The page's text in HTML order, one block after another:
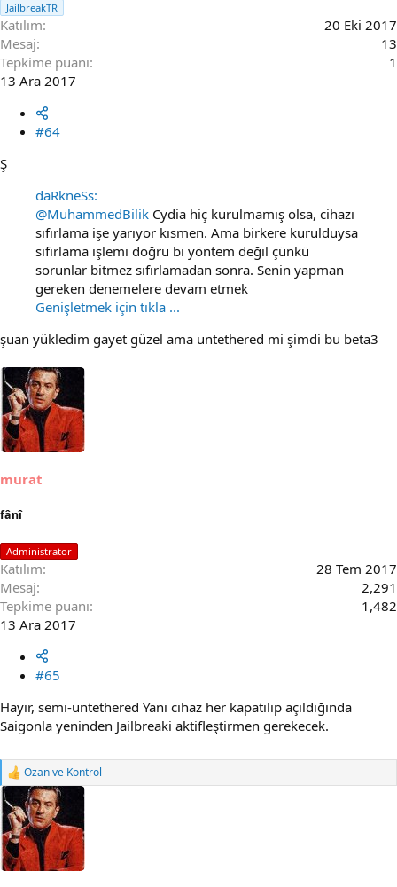
JailbreakTR
Katılım
20 Eki 2017
Mesaj
13
Tepkime puanı
1
13 Ara 2017
#64
Ş
daRkneSs:
@MuhammedBilik Cydia hiç kurulmamış olsa, cihazı
sıfırlama işe yarıyor kısmen. Ama birkere kurulduysa
sıfırlama işlemi doğru bi yöntem değil çünkü
sorunlar bitmez sıfırlamadan sonra. Senin yapman
gereken denemelere devam etmek
Genişletmek için tıkla ...
şuan yükledim gayet güzel ama untethered mi şimdi bu beta3
murat
fânî
Administrator
Katılım
28 Tem 2017
Mesaj
2,291
Tepkime puanı
1,482
13 Ara 2017
#65
Hayır, semi-untethered Yani cihaz her kapatılıp açıldığında
Saigonla yeninden Jailbreaki aktifleştirmen gerekecek.
R
e
a
c
t
i
o
Ozanve Kontrol